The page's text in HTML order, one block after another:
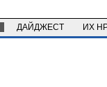
ДАЙДЖЕСТ ИХ